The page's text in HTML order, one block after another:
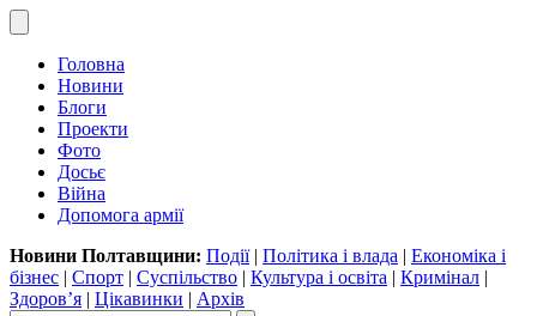
Головна
Новини
Блоги
Проекти
Фото
Досьє
Війна
Допомога армії
Новини Полтавщини: Події| Політика і влада | Економіка і
бізнес | Спорт | Суспільство | Культура і освіта | Кримінал |
Здоров’я | Цікавинки | Архів